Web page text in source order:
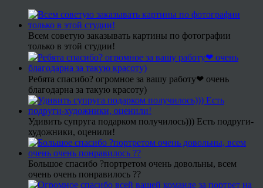
Всем советую заказывать картины по фотографии
только в этой студии!
Ребята спасибо? огромное за вашу работу❤ очень
благодарна за такую красоту)
Удивить супруга подарком получилось))) Есть подруги-
художники, оценили!
Большое спасибо ?портретом очень довольны, всем
очень очень понравилось ??